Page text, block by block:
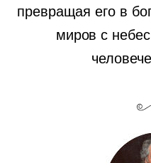
превращая его в
миров с